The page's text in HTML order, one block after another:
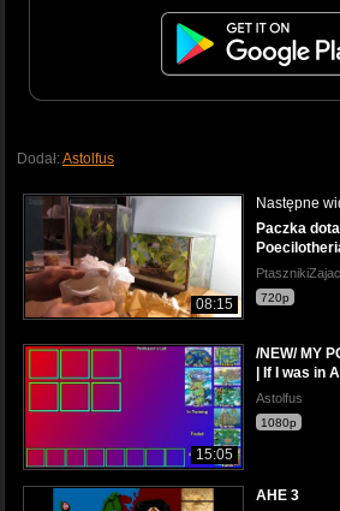
Dodał:Astolfus
08:15
Następne
Paczka
720p
15:05
/NEW/ MY
| If I was in
Astolfus
1080p
AHE 3